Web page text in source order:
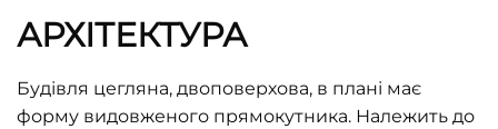
АРХІТЕКТУРА
Будівля цегляна, двоповерхова, в плані має
форму видовженого прямокутника. Належить до